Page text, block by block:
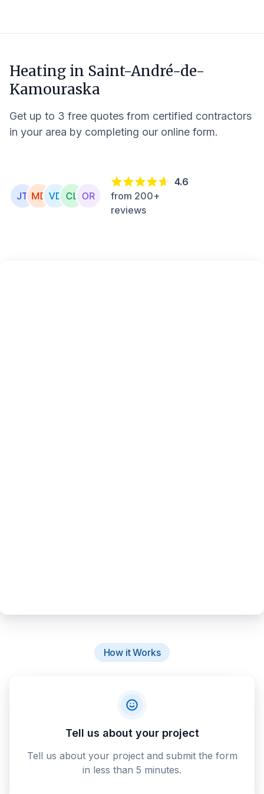
Heating in Saint-André-de-
Kamouraska
Get up to 3 free quotes from certified contractors
in your area by completing our online form.
4.6
from 200+
reviews
How it Works
Tell us about your project
Tell us about your project and submit the form
in less than 5 minutes.